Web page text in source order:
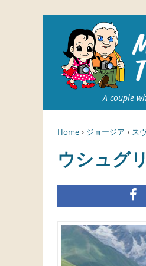
A couple
Home › ジョージア › ス
ウシュグ